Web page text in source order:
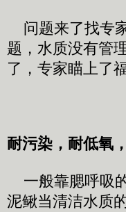
问题来了找专
题，水质没有管
了，专家瞄上了
耐污染，耐低氧
一般靠腮呼吸
泥鳅当清洁水质